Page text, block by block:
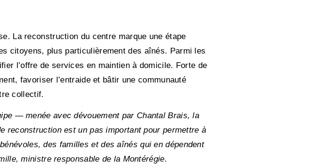
La reconstruction du centre marque une étape
citoyens, plus particulièrement des aînés. Parmi les
l’offre de services en maintien à domicile. Forte de
favoriser l’entraide et bâtir une communauté
collectif.
— menée avec dévouement par Chantal Brais, la
est un pas important pour permettre à
des familles et des aînés qui en dépendent
ministre responsable de la Montérégie.